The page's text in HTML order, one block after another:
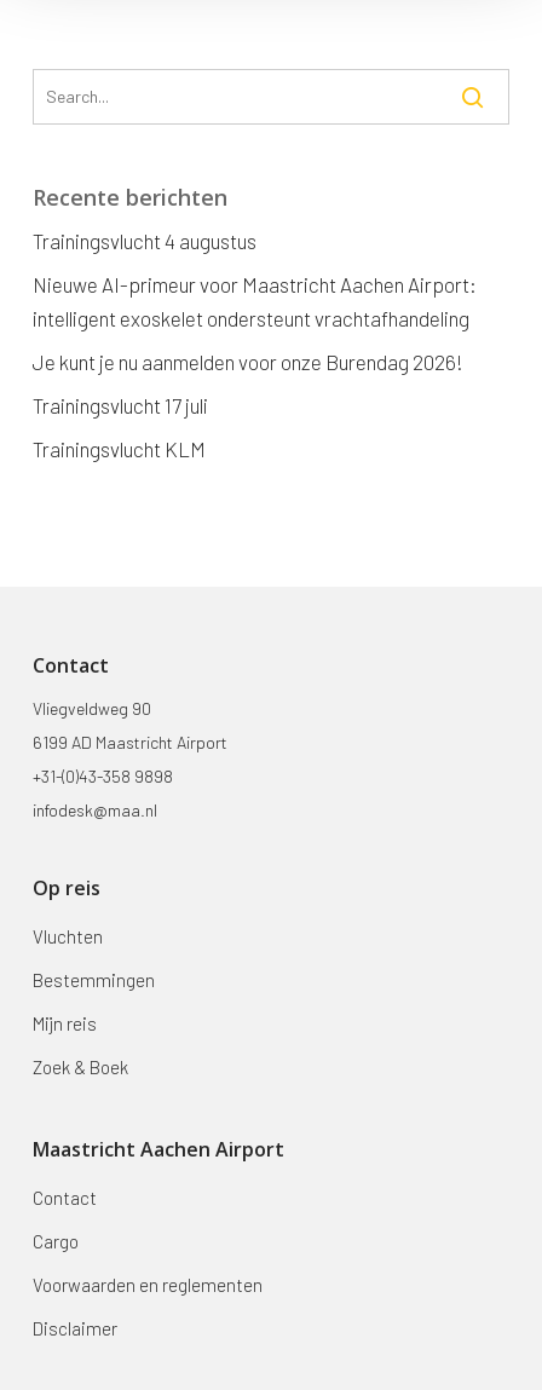
Recente berichten
Trainingsvlucht 4 augustus
Nieuwe AI-primeur voor Maastricht Aachen Airport:
intelligent exoskelet ondersteunt vrachtafhandeling
Je kunt je nu aanmelden voor onze Burendag 2026!
Trainingsvlucht 17 juli
Trainingsvlucht KLM
Contact
Vliegveldweg 90
6199 AD Maastricht Airport
+31-(0)43-358 9898
infodesk@maa.nl
Op reis
Vluchten
Bestemmingen
Mijn reis
Zoek & Boek
Maastricht Aachen Airport
Contact
Cargo
Voorwaarden en reglementen
Disclaimer